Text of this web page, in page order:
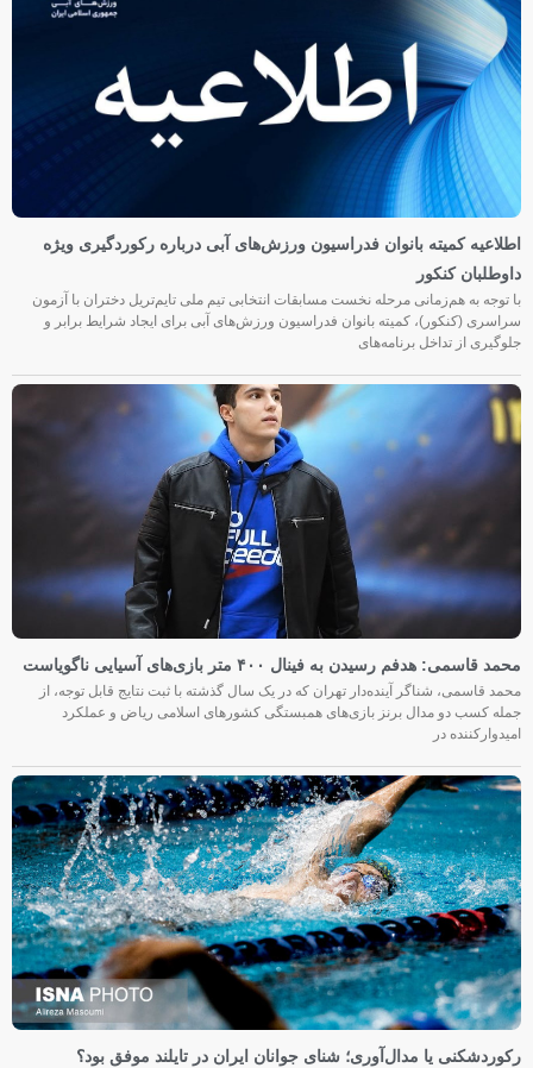
اطلاعیه کمیته بانوان فدراسیون ورزش‌های آبی درباره رکوردگیری ویژه
داوطلبان کنکور
با توجه به هم‌زمانی مرحله نخست مسابقات انتخابی تیم ملی تایم‌تریل دختران با آزمون
سراسری (کنکور)، کمیته بانوان فدراسیون ورزش‌های آبی برای ایجاد شرایط برابر و
جلوگیری از تداخل برنامه‌های
محمد قاسمی: هدفم رسیدن به فینال ۴۰۰ متر بازی‌های آسیایی ناگویاست
محمد قاسمی، شناگر آینده‌دار تهران که در یک سال گذشته با ثبت نتایج قابل توجه، از
جمله کسب دو مدال برنز بازی‌های همبستگی کشورهای اسلامی ریاض و عملکرد
امیدوارکننده در
رکوردشکنی یا مدال‌آوری؛ شنای جوانان ایران در تایلند موفق بود؟